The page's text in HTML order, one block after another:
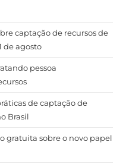
captação de recursos de
de agosto
pessoa
de captação de
Brasil
gratuita sobre o novo papel